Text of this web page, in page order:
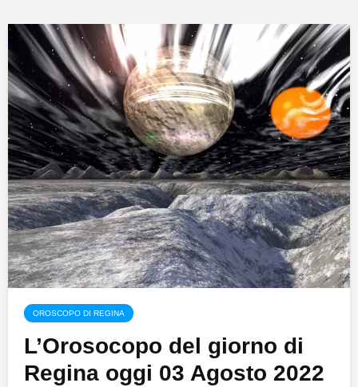
OROSCOPO DI REGINA
L’Orosocopo del giorno di
Regina oggi 03 Agosto 2022